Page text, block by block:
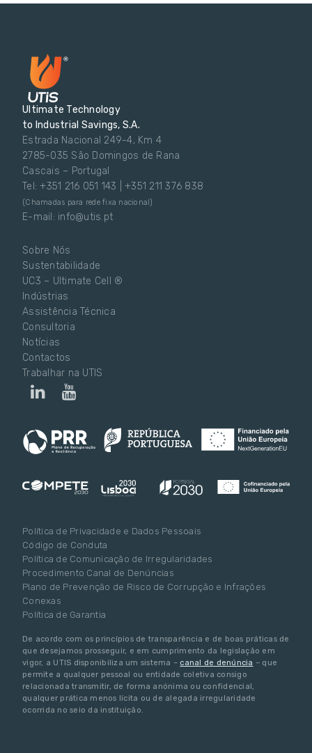
Ultimate Technology
to Industrial Savings, S.A.
Estrada Nacional 249-4, Km 4
2785-035 São Domingos de Rana
Cascais – Portugal
Tel: +351 216 051 143 | +351 211 376 838
(Chamadas para rede fixa nacional)
E-mail: info@utis.pt
Sobre Nós
Sustentabilidade
UC3 – Ultimate Cell ®
Indústrias
Assistência Técnica
Consultoria
Notícias
Contactos
Trabalhar na UTIS
Política de Privacidade e Dados Pessoais
Código de Conduta
Política de Comunicação de Irregularidades
Procedimento Canal de Denúncias
Plano de Prevenção de Risco de Corrupção e Infrações
Conexas
Política de Garantia
De acordo com os princípios de transparência e de boas práticas de
que desejamos prosseguir, e em cumprimento da legislação em
vigor, a UTIS disponibiliza um sistema – canal de denúncia – que
permite a qualquer pessoal ou entidade coletiva consigo
relacionada transmitir, de forma anónima ou confidencial,
qualquer prática menos lícita ou de alegada irregularidade
ocorrida no seio da instituição.